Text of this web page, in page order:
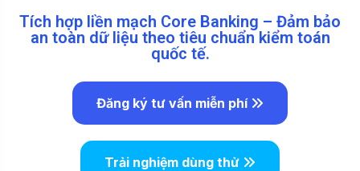
Tích hợp liền mạch Core Banking – Đảm bảo
an toàn dữ liệu theo tiêu chuẩn kiểm toán
quốc tế.
Đăng ký tư vấn miễn phí
Trải nghiệm dùng thử